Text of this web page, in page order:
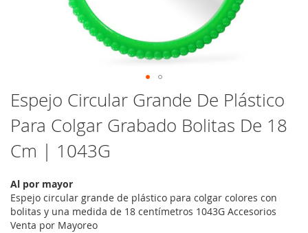
Saltar
al
comienzo
de
la
imágenes
Espejo Circular Grande De Plástico
Para Colgar Grabado Bolitas De 18
Cm | 1043G
Al por mayor
Espejo circular grande de plástico para colgar colores con
bolitas y una medida de 18 centímetros 1043G Accesorios
Venta por Mayoreo